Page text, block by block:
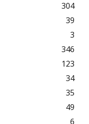
304
39
3
346
123
34
35
49
6